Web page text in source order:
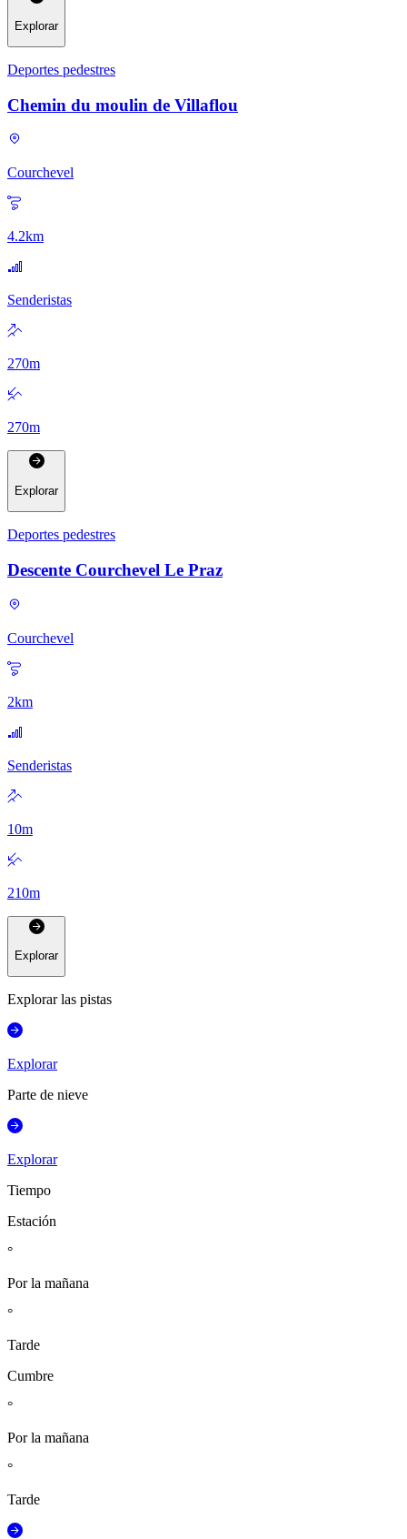
Explorar
Deportes pedestres
Chemin du moulin de Villaflou
Courchevel
4.2km
Senderistas
270m
270m
Explorar
Deportes pedestres
Descente Courchevel Le Praz
Courchevel
2km
Senderistas
10m
210m
Explorar
Explorar las pistas
Explorar
Parte de nieve
Explorar
Tiempo
Estación
°
Por la mañana
°
Tarde
Cumbre
°
Por la mañana
°
Tarde